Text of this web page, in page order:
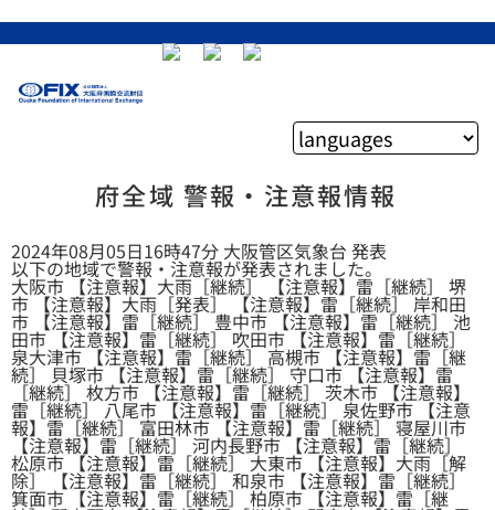
府全域 警報・注意報情報
2024年08月05日16時47分 大阪管区気象台 発表
以下の地域で警報・注意報が発表されました。
大阪市 【注意報】大雨［継続］ 【注意報】雷［継続］ 堺
市 【注意報】大雨［発表］ 【注意報】雷［継続］ 岸和田
市 【注意報】雷［継続］ 豊中市 【注意報】雷［継続］ 池
田市 【注意報】雷［継続］ 吹田市 【注意報】雷［継続］
泉大津市 【注意報】雷［継続］ 高槻市 【注意報】雷［継
続］ 貝塚市 【注意報】雷［継続］ 守口市 【注意報】雷
［継続］ 枚方市 【注意報】雷［継続］ 茨木市 【注意報】
雷［継続］ 八尾市 【注意報】雷［継続］ 泉佐野市 【注意
報】雷［継続］ 富田林市 【注意報】雷［継続］ 寝屋川市
【注意報】雷［継続］ 河内長野市 【注意報】雷［継続］
松原市 【注意報】雷［継続］ 大東市 【注意報】大雨［解
除］ 【注意報】雷［継続］ 和泉市 【注意報】雷［継続］
箕面市 【注意報】雷［継続］ 柏原市 【注意報】雷［継